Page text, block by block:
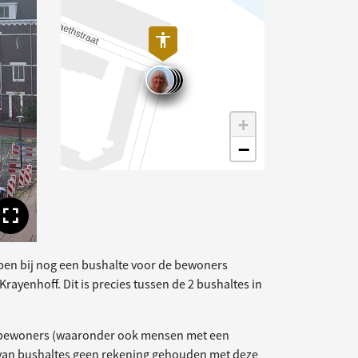
Toon volledige afbeelding
+
−
bij nog een bushalte voor de bewoners
Dit is precies tussen de 2 bushaltes in
(waaronder ook mensen met een
bushaltes geen rekening gehouden met deze